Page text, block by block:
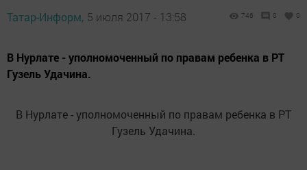
Татар-Информ, 5 июля 2017 - 13:58 746 0 0
В Нурлате - уполномоченный по правам ребенка в РТ
Гузель Удачина.
В Нурлате - уполномоченный по правам ребенка в РТ
Гузель Удачина.